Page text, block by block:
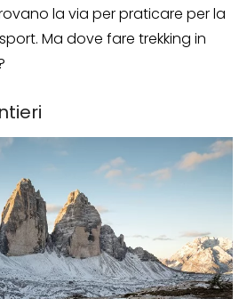
la via per praticare per la
Ma dove fare trekking in